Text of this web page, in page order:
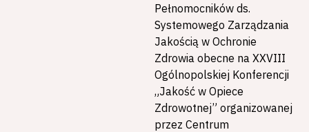
Pełnomocników ds.
Systemowego Zarządzania
Jakością w Ochronie
Zdrowia obecne na XXVIII
Ogólnopolskiej Konferencji
„Jakość w Opiece
Zdrowotnej” organizowanej
przez Centrum